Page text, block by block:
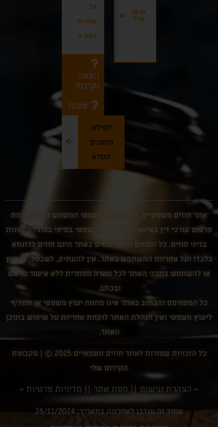
קראו
עוד
עוד
על
גמירות
דעת »
הצעה
וקיבול
טעות
למילון
מושגים
המלא
אתר חוזים משפטיים הינו פורטל משפטי המשמש כפלטפורמת
פרסום עורכי דין באינטרנט וכן בלוג משפטי בסיסי בסוגיות שונות
בדיני חוזים. כל החוזים המפורסמים באתר הינם חוזים לדוגמא
בלבד! ועל אחריות המשתמש באתר. אין להעתיק, לשכפל, להפיץ
או להשתמש בתכני האתר לכל מטרה מסחרית ללא אישור מראש
ובכתב.
כל המפורסם והכתוב באתר אינו מהווה יעוץ משפטי או תחליף
ליעוץ משפטי ואין הנהלת האתר לוקחת אחריות על שימוש בתוכן
האתר.
כל הזכויות שמורות לאתר חוזים משפטיים 2025 © |
מקבוצת
הקידום שלי
« הצהרת נגישות מפת אתר מדיניות פרטיות »
עמוד זה עודכן לאחרונה בתאריך: 25/11/2024